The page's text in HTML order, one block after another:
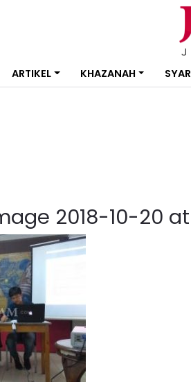
ARTIKEL KHAZANAH
2018-10-20 at